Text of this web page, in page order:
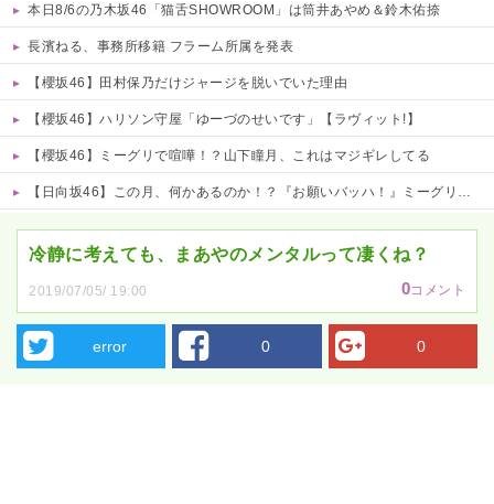
本日8/6の乃木坂46「猫舌SHOWROOM」は筒井あやめ＆鈴木佑捺
長濱ねる、事務所移籍 フラーム所属を発表
【櫻坂46】田村保乃だけジャージを脱いでいた理由
【櫻坂46】ハリソン守屋「ゆーづのせいです」【ラヴィット!】
【櫻坂46】ミーグリで喧嘩！？山下瞳月、これはマジギレしてる
【日向坂46】この月、何かあるのか！？『お願いバッハ！』ミーグリ日程がこちら
冷静に考えても、まあやのメンタルって凄くね？
2019/07/05/ 19:00 0コメント
error 0 0